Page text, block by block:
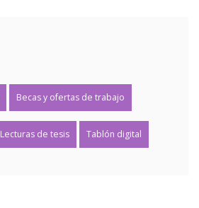
Becas y ofertas de trabajo
Lecturas de tesis Tablón digital